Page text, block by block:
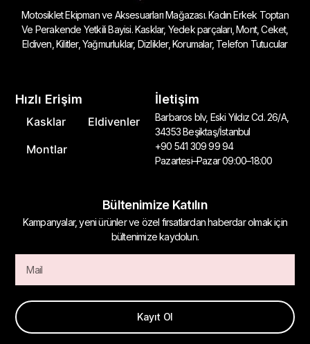
Motosiklet Ekipman ve Aksesuarları Mağazası. Kadın Erkek Toptan
Ve Perakende Yetkili Bayisi. Kasklar, Yedek parçaları, Mont, Ceket,
Eldiven, Kilitler, Yağmurluklar, Dizlikler, Korumalar, Telefon Tutucular
Hızlı Erişim
Kasklar
Eldivenler
Montlar
İletişim
Barbaros blv, Eski Yıldız Cd. 26/A,
34353 Beşiktaş/İstanbul
+90 541 309 99 94
Pazartesi–Pazar 09:00–18:00
Bültenimize Katılın
Kampanyalar, yeni ürünler ve özel fırsatlardan haberdar olmak için
bültenimize kaydolun.
Kayıt Ol